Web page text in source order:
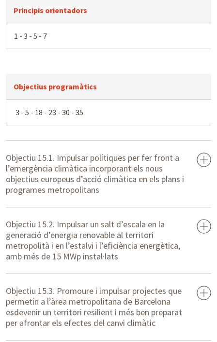
Principis orientadors
1 - 3 - 5 - 7
Objectius programàtics
3 - 5 - 18 - 23 - 30 - 35
Objectiu 15.1. Impulsar polítiques per fer front a
l’emergència climàtica incorporant els nous
objectius europeus d’acció climàtica en els plans i
programes metropolitans
Objectiu 15.2. Impulsar un salt d’escala en la
generació d’energia renovable al territori
metropolità i en l’estalvi i l’eficiència energètica,
amb més de 15 MWp instal·lats
Objectiu 15.3. Promoure i impulsar projectes que
permetin a l’àrea metropolitana de Barcelona
esdevenir un territori resilient i més ben preparat
per afrontar els efectes del canvi climàtic